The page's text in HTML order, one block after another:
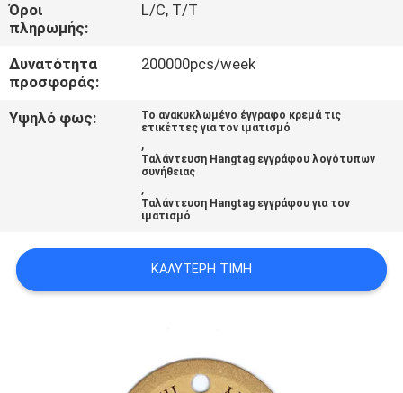
ΖΗΤΉΣΤΕ
ΈΝΑ
ΑΠΌΣΠΑΣΜΑ
Όροι
πληρωμής:
L/C, T/T
Δυνατότητα
προσφοράς:
200000pcs/week
Υψηλό φως:
Το ανακυκλωμένο έγγραφο κρεμά τις
ετικέττες για τον ιματισμό
,
Ταλάντευση Hangtag εγγράφου λογότυπων
συνήθειας
,
Ταλάντευση Hangtag εγγράφου για τον
ιματισμό
ΚΑΛΎΤΕΡΗ ΤΙΜΉ